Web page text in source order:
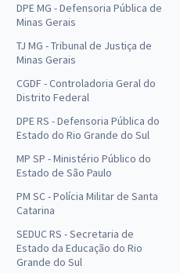
DPE MG - Defensoria Pública de
Minas Gerais
TJ MG - Tribunal de Justiça de
Minas Gerais
CGDF - Controladoria Geral do
Distrito Federal
DPE RS - Defensoria Pública do
Estado do Rio Grande do Sul
MP SP - Ministério Público do
Estado de São Paulo
PM SC - Polícia Militar de Santa
Catarina
SEDUC RS - Secretaria de
Estado da Educação do Rio
Grande do Sul